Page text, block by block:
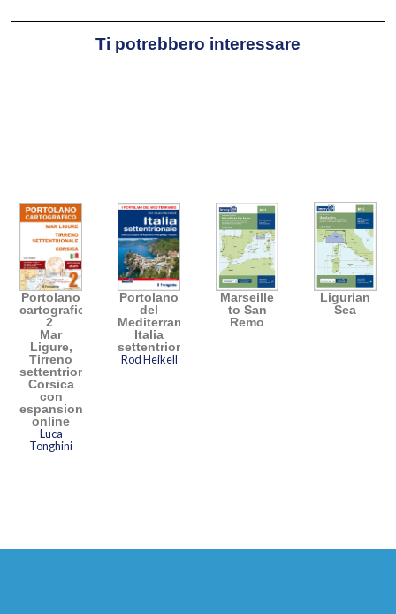
Ti potrebbero interessare
Portolano
cartografico
2
Mar
Ligure,
Tirreno
settentrionale,
Corsica
con
espansione
online
Luca
Tonghini
Portolano
del
Mediterraneo
Italia
settentrionale
Rod Heikell
Marseille
to San
Remo
Ligurian
Sea